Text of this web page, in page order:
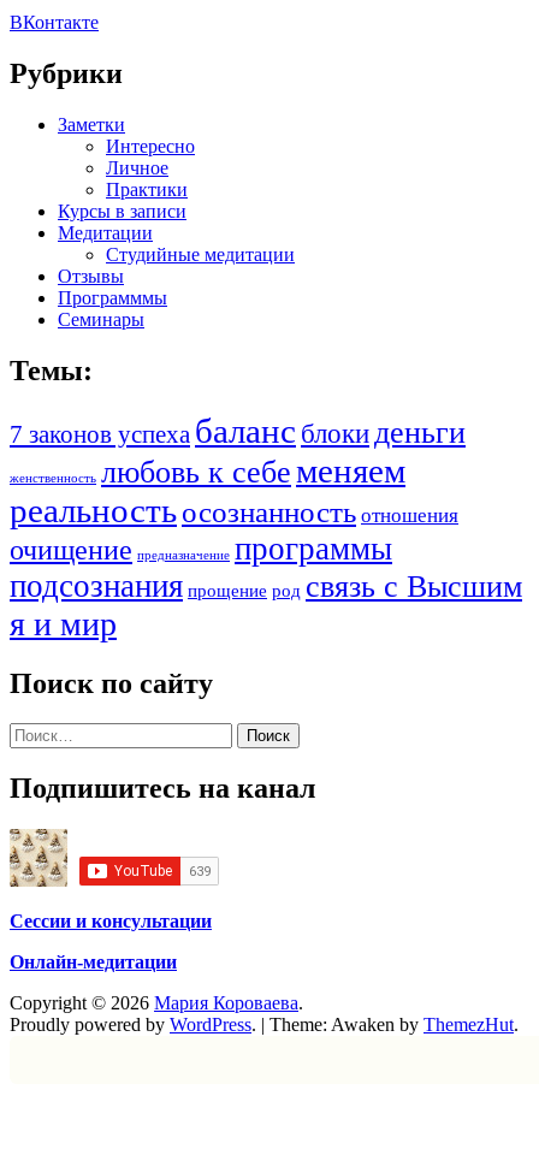
ВКонтакте
Рубрики
Заметки
Интересно
Личное
Практики
Курсы в записи
Медитации
Студийные медитации
Отзывы
Программмы
Семинары
Темы:
7 законов успеха баланс блоки деньги
женственность любовь к себеменяем
реальностьосознанность отношения
очищение предназначение программы
подсознания прощение род связь с Высшим
я и мир
Поиск по сайту
Найти:
Подпишитесь на канал
Сессии и консультации
Онлайн-медитации
Copyright © 2026 Мария Короваева.
Proudly powered by WordPress. | Theme: Awaken by ThemezHut.